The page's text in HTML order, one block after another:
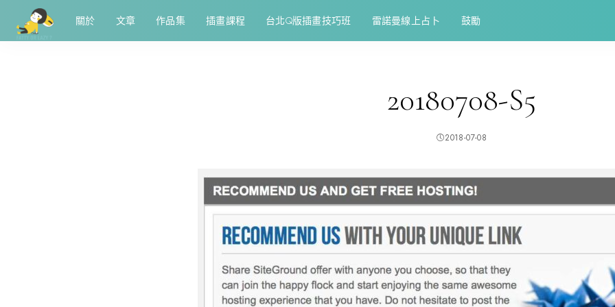
關於 文章 作品集 插畫課程 台北Q版插畫技巧班 雷諾曼線上占卜 鼓勵
20180708-S5
2018-07-08